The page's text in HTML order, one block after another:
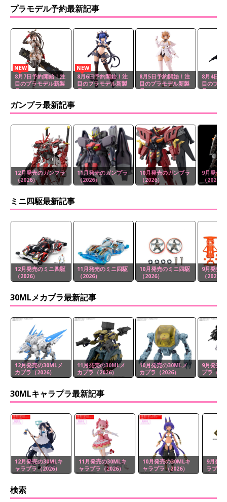
プラモデル予約最新記事
8月7日予約開始！注
目のプラモデル新製
品
NEW
8月6日予約開始！注
目のプラモデル新製
品
NEW
8月5日予約開始！注
目のプラモデル新製
品
8月4日予
目のプラ
品
ガンプラ最新記事
12月発売のガンプラ
（2026）
11月発売のガンプラ
（2026）
10月発売のガンプラ
（2026）
9月発売
（2026）
ミニ四駆最新記事
12月発売のミニ四駆
（2026）
11月発売のミニ四駆
（2026）
10月発売のミニ四駆
（2026）
9月発売
（2026）
30MLメカプラ最新記事
12月発売の30MLメ
カプラ（2026）
11月発売の30MLメ
カプラ（2026）
10月発売の30MLメ
カプラ（2026）
9月発売
プラ（
30MLキャラプラ最新記事
12月発売の30MLキ
ャラプラ（2026）
11月発売の30MLキ
ャラプラ（2026）
10月発売の30MLキ
ャラプラ（2026）
9月発
ラプラ
検索